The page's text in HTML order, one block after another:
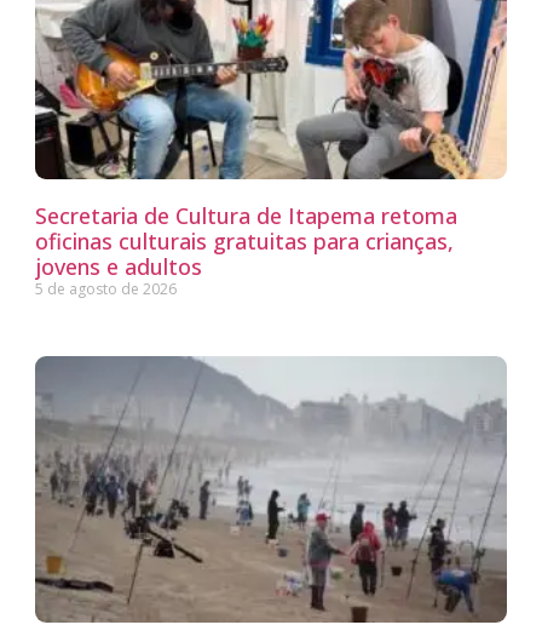
Secretaria de Cultura de Itapema retoma
oficinas culturais gratuitas para crianças,
jovens e adultos
5 de agosto de 2026